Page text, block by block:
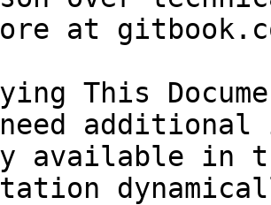
at
This
available in